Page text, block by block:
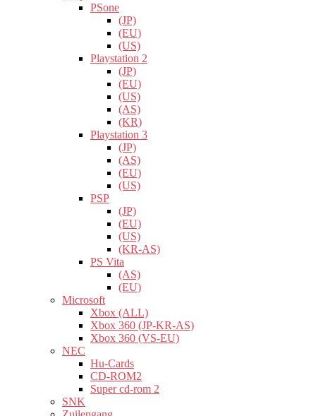
PSone
(JP)
(EU)
(US)
Playstation 2
(JP)
(EU)
(US)
(AS)
(KR)
Playstation 3
(JP)
(AS)
(EU)
(US)
PSP
(JP)
(EU)
(US)
(KR-AS)
PS Vita
(AS)
(EU)
Microsoft
Xbox (ALL)
Xbox 360 (JP-KR-AS)
Xbox 360 (VS-EU)
NEC
Hu-Cards
CD-ROM2
Super cd-rom 2
SNK